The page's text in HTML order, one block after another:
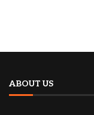
ABOUT US